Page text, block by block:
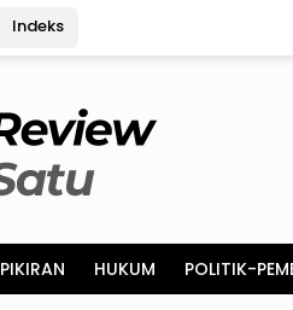
Indeks
PIKIRAN HUKUM POLITIK-